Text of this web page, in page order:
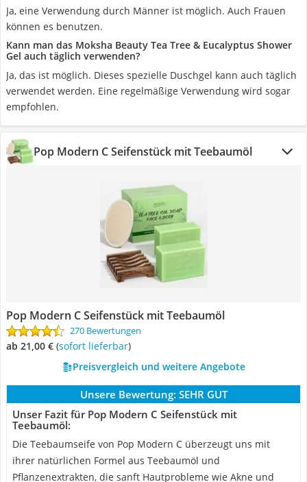
Ja, eine Verwendung durch Männer ist möglich. Auch Frauen
können es benutzen.
Kann man das Moksha Beauty Tea Tree & Eucalyptus Shower
Gel auch täglich verwenden?
Ja, das ist möglich. Dieses spezielle Duschgel kann auch täglich
verwendet werden. Eine regelmäßige Verwendung wird sogar
empfohlen.
Pop Modern C ‎Seifenstück mit Teebaumöl
Pop Modern C ‎Seifenstück mit Teebaumöl
270 Bewertungen
ab 21,00 € ( Sofort lieferbar)
Preisvergleich und weitere Angebote
Unsere Bewertung: SEHR GUT
Unser Fazit für Pop Modern C ‎Seifenstück mit
Teebaumöl:
Die Teebaumseife von Pop Modern C überzeugt uns mit
ihrer natürlichen Formel aus Teebaumöl und
Pflanzenextrakten, die sanft Hautprobleme wie Akne und